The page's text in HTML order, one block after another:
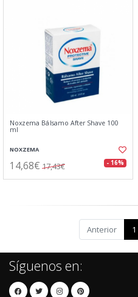
Noxzema Bálsamo After Shave 100
ml
NOXZEMA
14,68€ 17,43€ - 16%
Anterior 1
Síguenos en: